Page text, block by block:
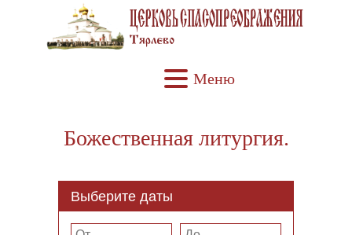
Меню
Божественная литургия.
Выберите даты